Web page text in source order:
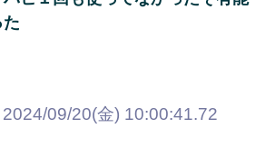
2024/09/20(金) 10:00:41.72